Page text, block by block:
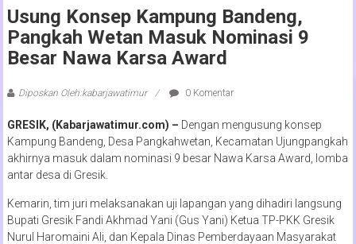
Usung Konsep Kampung Bandeng,
Pangkah Wetan Masuk Nominasi 9
Besar Nawa Karsa Award
Diposkan Oleh:kabarjawatimur 0 Komentar
GRESIK, (Kabarjawatimur.com) – Dengan mengusung konsep
Kampung Bandeng, Desa Pangkahwetan, Kecamatan Ujungpangkah
akhirnya masuk dalam nominasi 9 besar Nawa Karsa Award, lomba
antar desa di Gresik.
Kemarin, tim juri melaksanakan uji lapangan yang dihadiri langsung
Bupati Gresik Fandi Akhmad Yani (Gus Yani) Ketua TP-PKK Gresik
Nurul Haromaini Ali, dan Kepala Dinas Pemberdayaan Masyarakat